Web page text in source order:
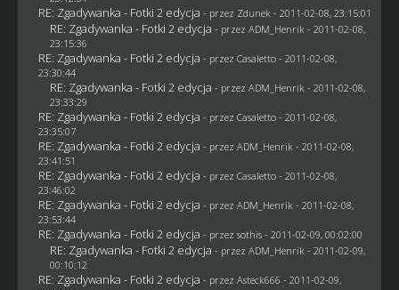
RE: Zgadywanka - Fotki 2 edycja - przez Zdunek - 2011-02-08, 23:15:01
RE: Zgadywanka - Fotki 2 edycja - przez ADM_Henrik - 2011-02-08,
23:15:36
RE: Zgadywanka - Fotki 2 edycja - przez Casaletto- 2011-02-08,
23:30:44
RE: Zgadywanka - Fotki 2 edycja - przez ADM_Henrik - 2011-02-08,
23:33:29
RE: Zgadywanka - Fotki 2 edycja - przez Casaletto- 2011-02-08,
23:35:07
RE: Zgadywanka - Fotki 2 edycja - przez ADM_Henrik - 2011-02-08,
23:41:51
RE: Zgadywanka - Fotki 2 edycja - przez Casaletto- 2011-02-08,
23:46:02
RE: Zgadywanka - Fotki 2 edycja - przez ADM_Henrik - 2011-02-08,
23:53:44
RE: Zgadywanka - Fotki 2 edycja - przez sothis- 2011-02-09, 00:02:00
RE: Zgadywanka - Fotki 2 edycja - przez ADM_Henrik - 2011-02-09,
00:10:12
RE: Zgadywanka - Fotki 2 edycja - przez Asteck666 - 2011-02-09,